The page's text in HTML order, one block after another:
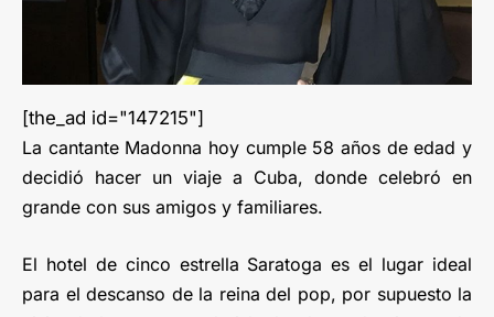
[the_ad id="147215"]
La cantante Madonna hoy cumple 58 años de edad y
decidió hacer un viaje a Cuba, donde celebró en
grande con sus amigos y familiares.
El hotel de cinco estrella Saratoga es el lugar ideal
para el descanso de la reina del pop, por supuesto la